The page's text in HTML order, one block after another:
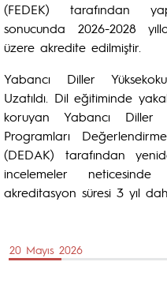
(FEDEK) tarafından
sonucunda 2026-2028
üzere akredite edilmiştir.
Yabancı Diller
Uzatıldı. Dil eğitiminde
koruyan Yabancı Diller
Programları
(DEDAK) tarafından
incelemeler neticesinde
akreditasyon süresi 3 yıl
20 Mayıs 2026